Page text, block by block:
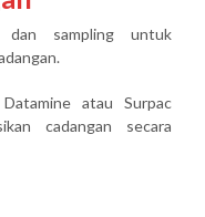
dan sampling untuk
.
atau Surpac
cadangan secara